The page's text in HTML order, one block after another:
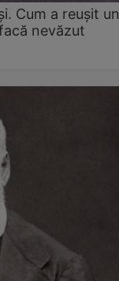
Cum a reușit un
nevăzut